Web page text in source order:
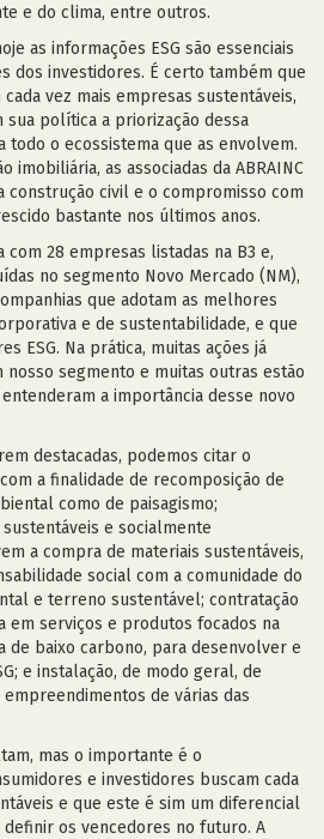
e do clima, entre outros.
as informações ESG são essenciais
dos investidores. É certo também que
vez mais empresas sustentáveis,
política a priorização dessa
todo o ecossistema que as envolvem.
imobiliária, as associadas da ABRAINC
construção civil e o compromisso com
bastante nos últimos anos.
28 empresas listadas na B3 e,
no segmento Novo Mercado (NM),
que adotam as melhores
e de sustentabilidade, e que
ESG. Na prática, muitas ações já
segmento e muitas outras estão
a importância desse novo
destacadas, podemos citar o
a finalidade de recomposição de
como de paisagismo;
e socialmente
a compra de materiais sustentáveis,
social com a comunidade do
e terreno sustentável; contratação
em serviços e produtos focados na
de baixo carbono, para desenvolver e
e instalação, de modo geral, de
de várias das
mas o importante é o
e investidores buscam cada
e que este é sim um diferencial
os vencedores no futuro. A